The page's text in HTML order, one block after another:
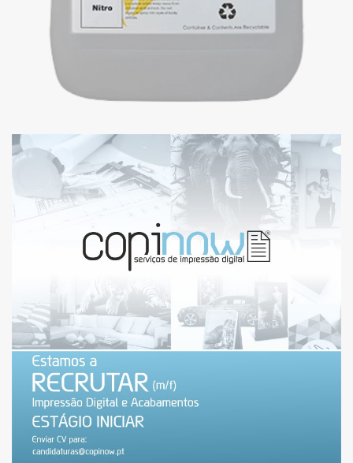
ESTAMOS A RECRUTAR:
ESTAGIÁRIO(A) NO
ÂMBITO DO ESTÁGIO
INICIAR [ENCERRADO]